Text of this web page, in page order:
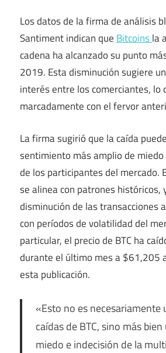
Los datos de la firma de análisis
Santiment indican que Bitcoinsla
cadena ha alcanzado su punto
2019. Esta disminución sugiere
interés entre los comerciantes, lo
marcadamente con el fervor
La firma sugirió que la caída
sentimiento más amplio de
de los participantes del mercado.
se alinea con patrones históricos,
disminución de las transacciones
con períodos de volatilidad del
particular, el precio de BTC ha
durante el último mes a $61,205
esta publicación.
«Esto no es necesariamente
caídas de BTC, sino más
miedo e indecisión de la